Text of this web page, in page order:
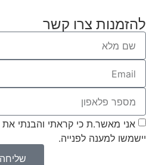
להזמנות צרו קשר
אני מאשר.ת כי קראתי והבנתי את
יישמשו למענה לפנייה.
שליחה